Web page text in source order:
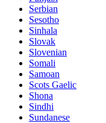
Serbian
Sesotho
Sinhala
Slovak
Slovenian
Somali
Samoan
Scots Gaelic
Shona
Sindhi
Sundanese